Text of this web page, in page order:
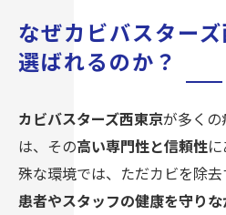
なぜカビバスター
選ばれるのか？
カビバスターズ西東京が多く
は、その高い専門性と信頼性
殊な環境では、ただカビを除去
患者やスタッフの健康を守りな